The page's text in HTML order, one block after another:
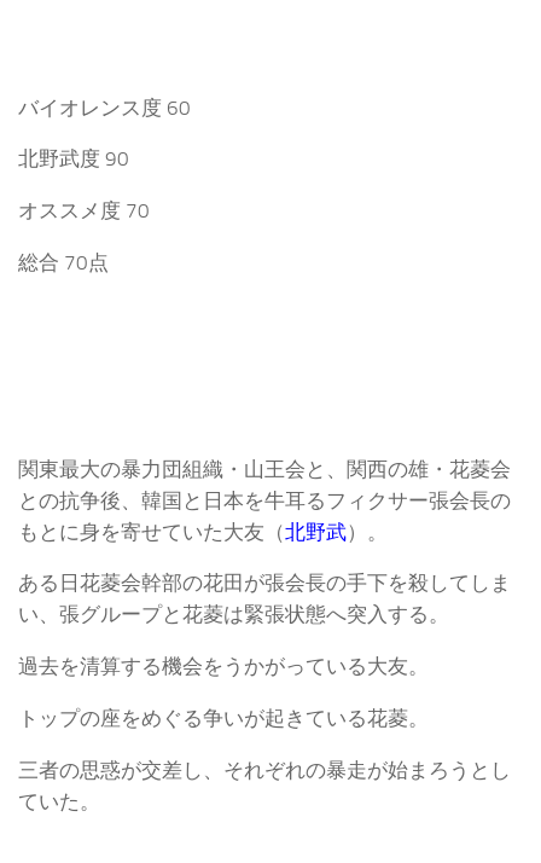
バイオレンス度 60
北野武度 90
オススメ度 70
総合 70点
関東最大の暴力団組織・山王会と、関西の雄・花菱会
との抗争後、韓国と日本を牛耳るフィクサー張会長の
もとに身を寄せていた大友（北野武）。
ある日花菱会幹部の花田が張会長の手下を殺してしま
い、張グループと花菱は緊張状態へ突入する。
過去を清算する機会をうかがっている大友。
トップの座をめぐる争いが起きている花菱。
三者の思惑が交差し、それぞれの暴走が始まろうとし
ていた。